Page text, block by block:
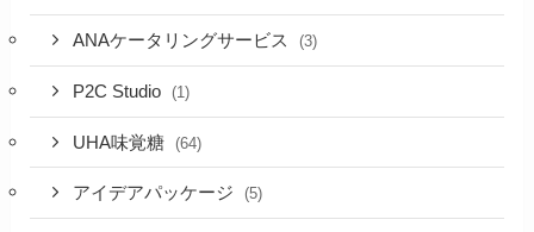
ANAケータリングサービス (3)
P2C Studio (1)
UHA味覚糖 (64)
アイデアパッケージ (5)